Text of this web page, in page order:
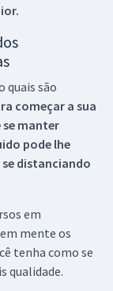
quais são
começar a sua
manter
pode lhe
se distanciando
em
mente os
tenha como se
qualidade.